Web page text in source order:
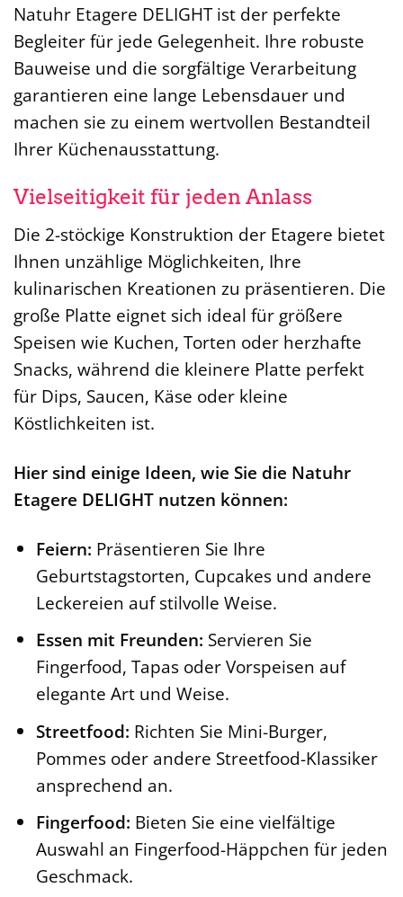
Natuhr Etagere DELIGHT ist der perfekte
Begleiter für jede Gelegenheit. Ihre robuste
Bauweise und die sorgfältige Verarbeitung
garantieren eine lange Lebensdauer und
machen sie zu einem wertvollen Bestandteil
Ihrer Küchenausstattung.
Vielseitigkeit für jeden Anlass
Die 2-stöckige Konstruktion der Etagere bietet
Ihnen unzählige Möglichkeiten, Ihre
kulinarischen Kreationen zu präsentieren. Die
große Platte eignet sich ideal für größere
Speisen wie Kuchen, Torten oder herzhafte
Snacks, während die kleinere Platte perfekt
für Dips, Saucen, Käse oder kleine
Köstlichkeiten ist.
Hier sind einige Ideen, wie Sie die Natuhr
Etagere DELIGHT nutzen können:
Feiern: Präsentieren Sie Ihre
Geburtstagstorten, Cupcakes und andere
Leckereien auf stilvolle Weise.
Essen mit Freunden: Servieren Sie
Fingerfood, Tapas oder Vorspeisen auf
elegante Art und Weise.
Streetfood: Richten Sie Mini-Burger,
Pommes oder andere Streetfood-Klassiker
ansprechend an.
Fingerfood: Bieten Sie eine vielfältige
Auswahl an Fingerfood-Häppchen für jeden
Geschmack.